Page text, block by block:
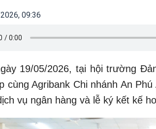
09:36
19/05/2026, tại hội trường
cùng Agribank Chi nhánh An
vụ ngân hàng và lễ ký kết kế